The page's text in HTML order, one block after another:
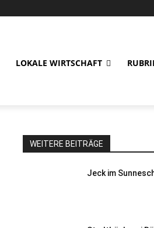
LOKALE WIRTSCHAFT
WEITERE BEITRÄGE
Jeck im